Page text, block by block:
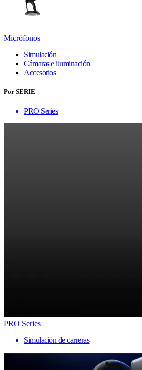
Micrófonos
Simulación
Cámaras e iluminación
Accesorios
Por SERIE
PRO Series
PRO Series
Simulación de carreras